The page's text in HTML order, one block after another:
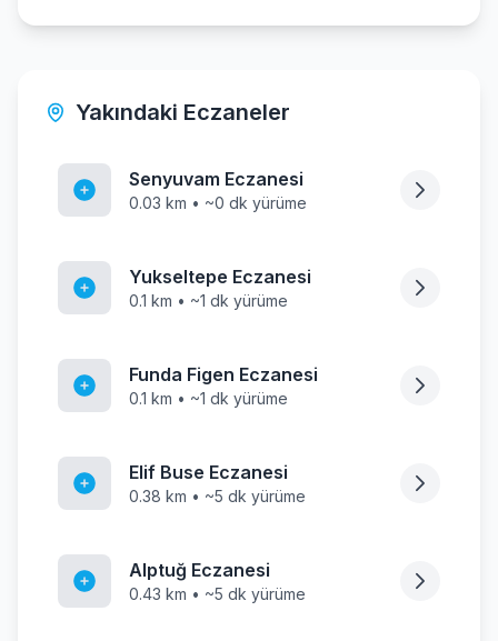
Yakındaki Eczaneler
Senyuvam Eczanesi
0.03 km • ~0 dk yürüme
Yukseltepe Eczanesi
0.1 km • ~1 dk yürüme
Funda Figen Eczanesi
0.1 km • ~1 dk yürüme
Elif Buse Eczanesi
0.38 km • ~5 dk yürüme
Alptuğ Eczanesi
0.43 km • ~5 dk yürüme